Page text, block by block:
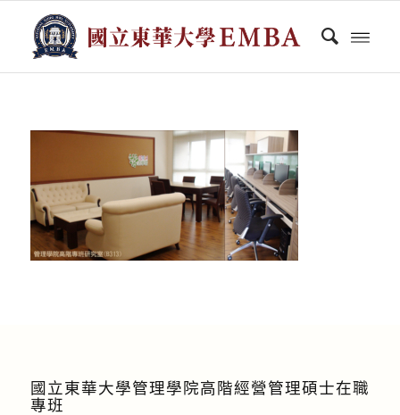
國立東華大學管理學院高階經營管理碩士在職
專班